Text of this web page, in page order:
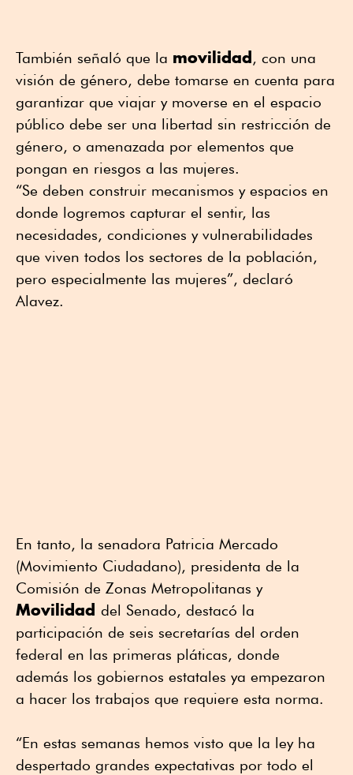
También señaló que la movilidad , con una
visión de género, debe tomarse en cuenta para
garantizar que viajar y moverse en el espacio
público debe ser una libertad sin restricción de
género, o amenazada por elementos que
pongan en riesgos a las mujeres.
“Se deben construir mecanismos y espacios en
donde logremos capturar el sentir, las
necesidades, condiciones y vulnerabilidades
que viven todos los sectores de la población,
pero especialmente las mujeres”, declaró
Alavez.
En tanto, la senadora Patricia Mercado
(Movimiento Ciudadano), presidenta de la
Comisión de Zonas Metropolitanas y
Movilidad del Senado, destacó la
participación de seis secretarías del orden
federal en las primeras pláticas, donde
además los gobiernos estatales ya empezaron
a hacer los trabajos que requiere esta norma.
“En estas semanas hemos visto que la ley ha
despertado grandes expectativas por todo el